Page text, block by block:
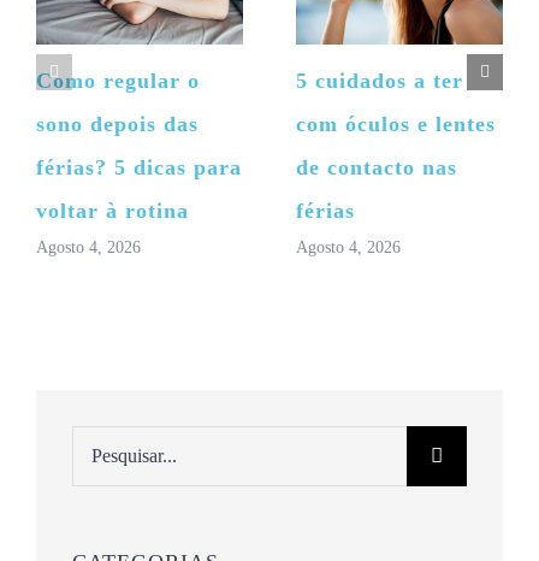
Como regular o
sono depois das
férias? 5 dicas para
voltar à rotina
Agosto 4, 2026
5 cuidados a ter
com óculos e lentes
de contacto nas
férias
Agosto 4, 2026